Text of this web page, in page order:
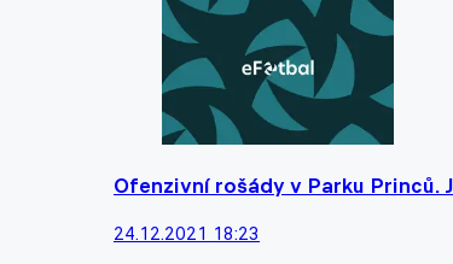
Ofenzivní rošády v Parku Princů.
24.12.2021 18:23